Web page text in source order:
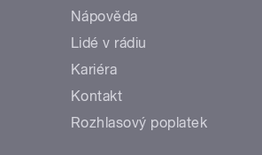
Nápověda
Lidé v rádiu
Kariéra
Kontakt
Rozhlasový poplatek